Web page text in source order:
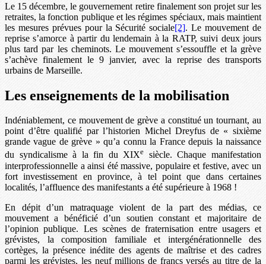
Le 15 décembre, le gouvernement retire finalement son projet sur les
retraites, la fonction publique et les régimes spéciaux, mais maintient
les mesures prévues pour la Sécurité sociale[2]. Le mouvement de
reprise s’amorce à partir du lendemain à la RATP, suivi deux jours
plus tard par les cheminots. Le mouvement s’essouffle et la grève
s’achève finalement le 9 janvier, avec la reprise des transports
urbains de Marseille.
Les enseignements de la mobilisation
Indéniablement, ce mouvement de grève a constitué un tournant, au
point d’être qualifié par l’historien Michel Dreyfus de « sixième
grande vague de grève » qu’a connu la France depuis la naissance
du syndicalisme à la fin du XIXe siècle. Chaque manifestation
interprofessionnelle a ainsi été massive, populaire et festive, avec un
fort investissement en province, à tel point que dans certaines
localités, l’affluence des manifestants a été supérieure à 1968 !
En dépit d’un matraquage violent de la part des médias, ce
mouvement a bénéficié d’un soutien constant et majoritaire de
l’opinion publique. Les scènes de fraternisation entre usagers et
grévistes, la composition familiale et intergénérationnelle des
cortèges, la présence inédite des agents de maîtrise et des cadres
parmi les grévistes, les neuf millions de francs versés au titre de la